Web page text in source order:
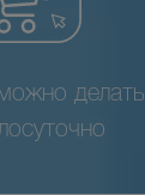
делать